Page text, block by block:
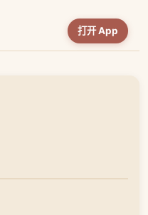
打开 App